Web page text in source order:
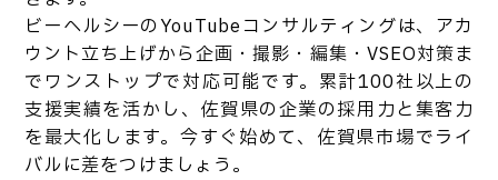
ビーヘルシーのYouTubeコンサルティングは、アカ
ウント立ち上げから企画・撮影・編集・VSEO対策ま
でワンストップで対応可能です。累計100社以上の
支援実績を活かし、佐賀県の企業の採用力と集客力
を最大化します。今すぐ始めて、佐賀県市場でライ
バルに差をつけましょう。